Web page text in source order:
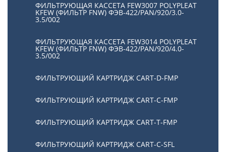
ФИЛЬТРУЮЩАЯ КАССЕТА FEW3007 POLYPLEAT
KFEW (ФИЛЬТР FNW) ФЭВ-422/PAN/920/3.0-
3.5/002
ФИЛЬТРУЮЩАЯ КАССЕТА FEW3014 POLYPLEAT
KFEW (ФИЛЬТР FNW) ФЭВ-422/PAN/920/4.0-
3.5/002
ФИЛЬТРУЮЩИЙ КАРТРИДЖ CART-D-FMP
ФИЛЬТРУЮЩИЙ КАРТРИДЖ CART-С-FMP
ФИЛЬТРУЮЩИЙ КАРТРИДЖ CART-Т-FMP
ФИЛЬТРУЮЩИЙ КАРТРИДЖ CART-C-SFL